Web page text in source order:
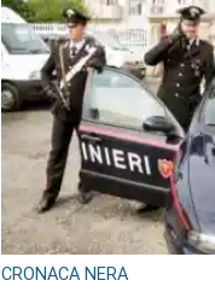
CRONACA NERA